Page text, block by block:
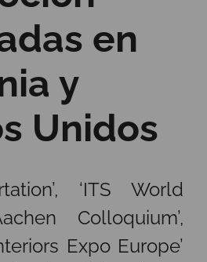
en
y
Unidos
‘ITS World
Colloquium’,
Expo Europe’